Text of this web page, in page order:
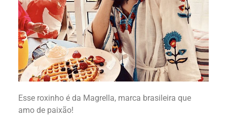
Esse roxinho é da Magrella, marca brasileira que
amo de paixão!